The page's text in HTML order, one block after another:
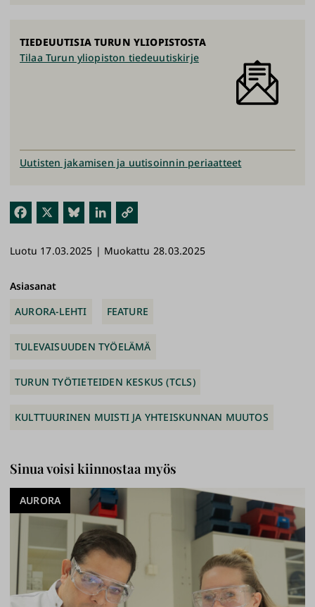
Fac
ok
Blu
y
Link
n
link
TIEDEUUTISIA TURUN YLIOPISTOSTA
Tilaa Turun yliopiston tiedeuutiskirje
Uutisten jakamisen ja uutisoinnin periaatteet
Luotu 17.03.2025 | Muokattu 28.03.2025
Asiasanat
AURORA-LEHTI
FEATURE
TULEVAISUUDEN TYÖELÄMÄ
TURUN TYÖTIETEIDEN KESKUS (TCLS)
KULTTUURINEN MUISTI JA YHTEISKUNNAN MUUTOS
Sinua voisi kiinnostaa myös
AURORA